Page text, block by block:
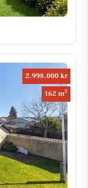
2.998.000 kr
162 m2